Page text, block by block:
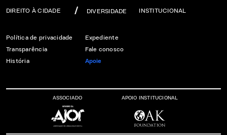
DIREITO À CIDADE DIVERSIDADE INSTITUCIONAL
Política de privacidade
Transparência
História
Expediente
Fale conosco
Apoie
ASSOCIADO APOIO INSTITUCIONAL